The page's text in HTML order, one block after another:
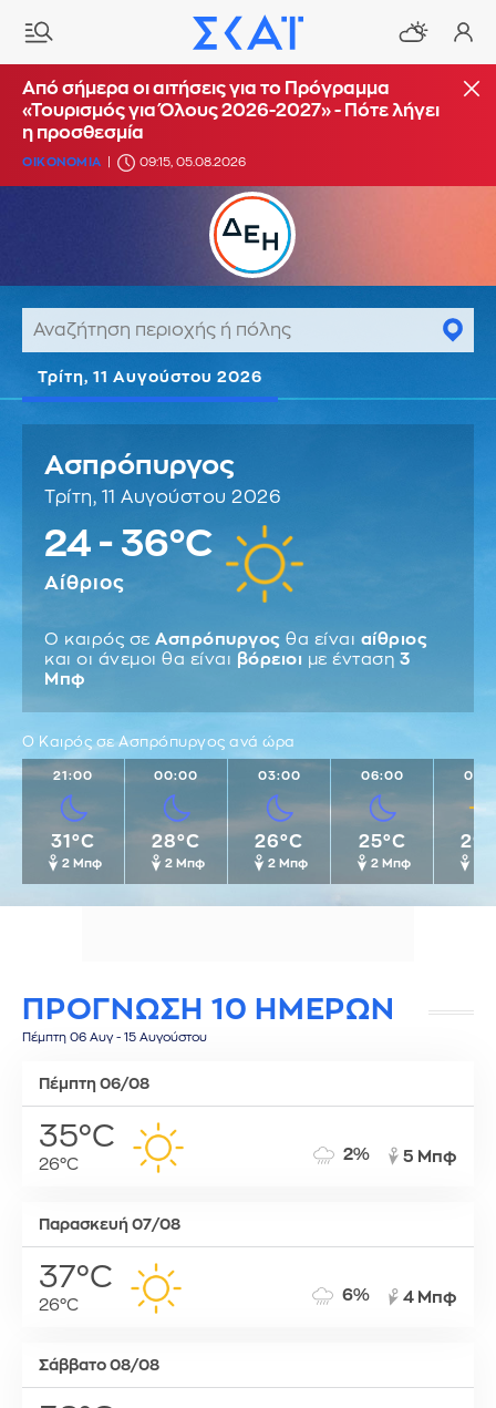
Από σήμερα οι αιτήσεις για το Πρόγραμμα
«Τουρισμός για Όλους 2026-2027» - Πότε λήγει
η προσθεσμία
ΟΙΚΟΝΟΜΙΑ 09:15, 05.08.2026
Τρίτη, 11 Αυγούστου 2026
Ασπρόπυργος
Τρίτη, 11 Αυγούστου 2026
24 - 36°C
Αίθριος
Ο καιρός σε Ασπρόπυργος θα είναι αίθριος
και οι άνεμοι θα είναι βόρειοι με ένταση 3
Μπφ
Ο Καιρός σε Ασπρόπυργος ανά ώρα
21:00
31°C
2 Μπφ
00:00
28°C
2 Μπφ
03:00
26°C
2 Μπφ
06:00
25°C
2 Μπφ
ΠΡΟΓΝΩΣΗ 10 ΗΜΕΡΩΝ
Πέμπτη 06 Αυγ - 15 Αυγούστου
Πέμπτη 06/08
35°C
26°C
2% 5 Μπφ
Παρασκευή 07/08
37°C
26°C
6% 4 Μπφ
Σάββατο 08/08